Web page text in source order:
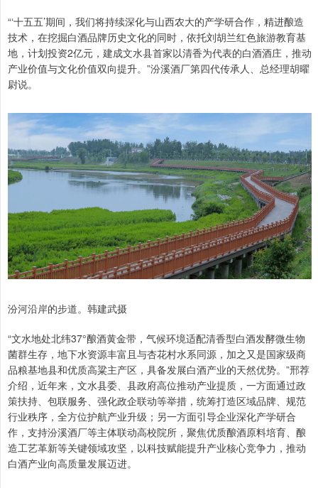
“‘十五五’期间，我们将持续深化与山西农大的产学研合作，精进酿造
技术，在挖掘白酒品牌历史文化的同时，依托刘胡兰红色旅游教育基
地，计划投资2亿元，建成文水县首家以清香为代表的白酒酒庄，推动
产业价值与文化价值双向提升。”汾溪酒厂第四代传承人、总经理胡曜
尉说。
汾河沿岸的步道。韩建武摄
“文水地处北纬37°酿酒黄金带，气候环境适配清香型白酒发酵微生物
菌群生存，地下水资源丰富且与杏花村水系同源，加之又是国家级商
品粮基地县和优质高粱主产区，具备发展白酒产业的天然优势。”邢荐
介绍，近年来，文水县委、县政府高位推动产业提质，一方面通过政
策扶持、包联服务、强化政企联动等举措，统筹打造区域品牌、规范
行业秩序，全方位护航产业升级；另一方面引导企业深化产学研合
作，支持汾溪酒厂等主体联动高校院所，聚焦优质酿酒原料培育、酿
造工艺革新等关键领域攻坚，以科技赋能提升产业核心竞争力，推动
白酒产业向高质量发展迈进。